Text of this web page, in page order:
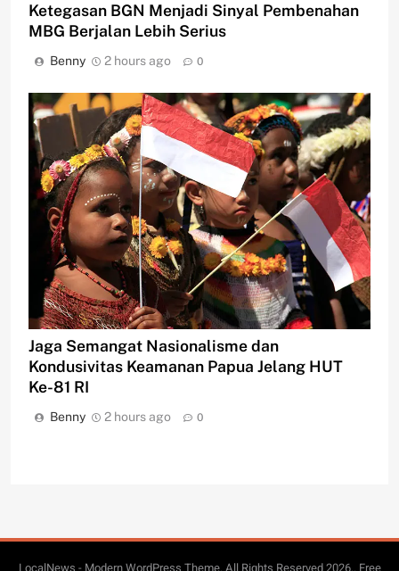
Ketegasan BGN Menjadi Sinyal Pembenahan
MBG Berjalan Lebih Serius
Benny 2 hours ago 0
Jaga Semangat Nasionalisme dan
Kondusivitas Keamanan Papua Jelang HUT
Ke-81 RI
Benny 2 hours ago 0
LocalNews - Modern WordPress Theme. All Rights Reserved 2026.. Free